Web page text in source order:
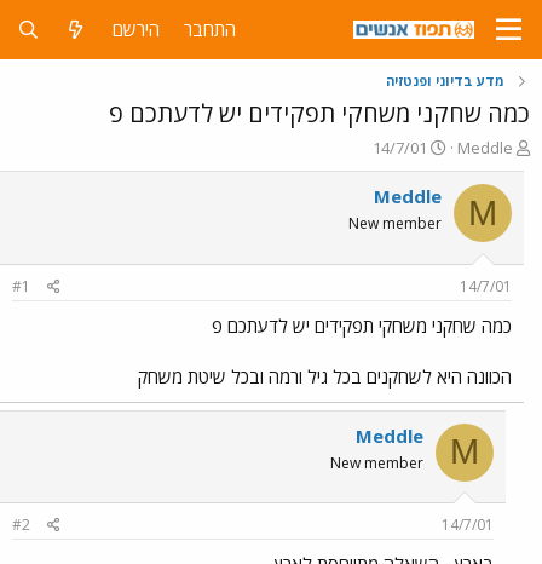
התחבר הירשם
מדע בדיוני ופנטזיה
כמה שחקני משחקי תפקידים יש לדעתכם פ
פ
ו
ת
ח
ה
ש
א
Meddle
פ
ו
ר
ס
ם
ר
ך
14/7/01
M
Meddle
New member
14/7/01
#1
כמה שחקני משחקי תפקידים יש לדעתכם פ
הכוונה היא לשחקנים בכל גיל ורמה ובכל שיטת משחק
M
Meddle
New member
14/7/01
#2